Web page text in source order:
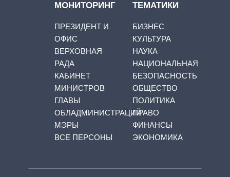
МОНИТОРИНГ
ПРЕЗИДЕНТ И
ОФИС
ВЕРХОВНАЯ
РАДА
КАБИНЕТ
МИНИСТРОВ
ГЛАВЫ
ОБЛАДМИНИСТРАЦИЙ
МЭРЫ
ВСЕ ПЕРСОНЫ
ТЕМАТИКИ
БИЗНЕС
КУЛЬТУРА
НАУКА
НАЦИОНАЛЬНАЯ
БЕЗОПАСНОСТЬ
ОБЩЕСТВО
ПОЛИТИКА
ПРАВО
ФИНАНСЫ
ЭКОНОМИКА